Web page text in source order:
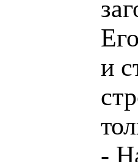
и
-